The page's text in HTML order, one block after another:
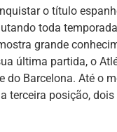
o título
toda
grande
última partida, o
Barcelona. Até o
terceira posição,